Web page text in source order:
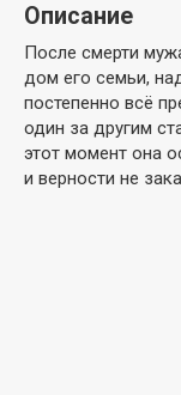
Описание
После смерти
дом его семьи,
постепенно всё
один за другим
этот момент она
и верности не